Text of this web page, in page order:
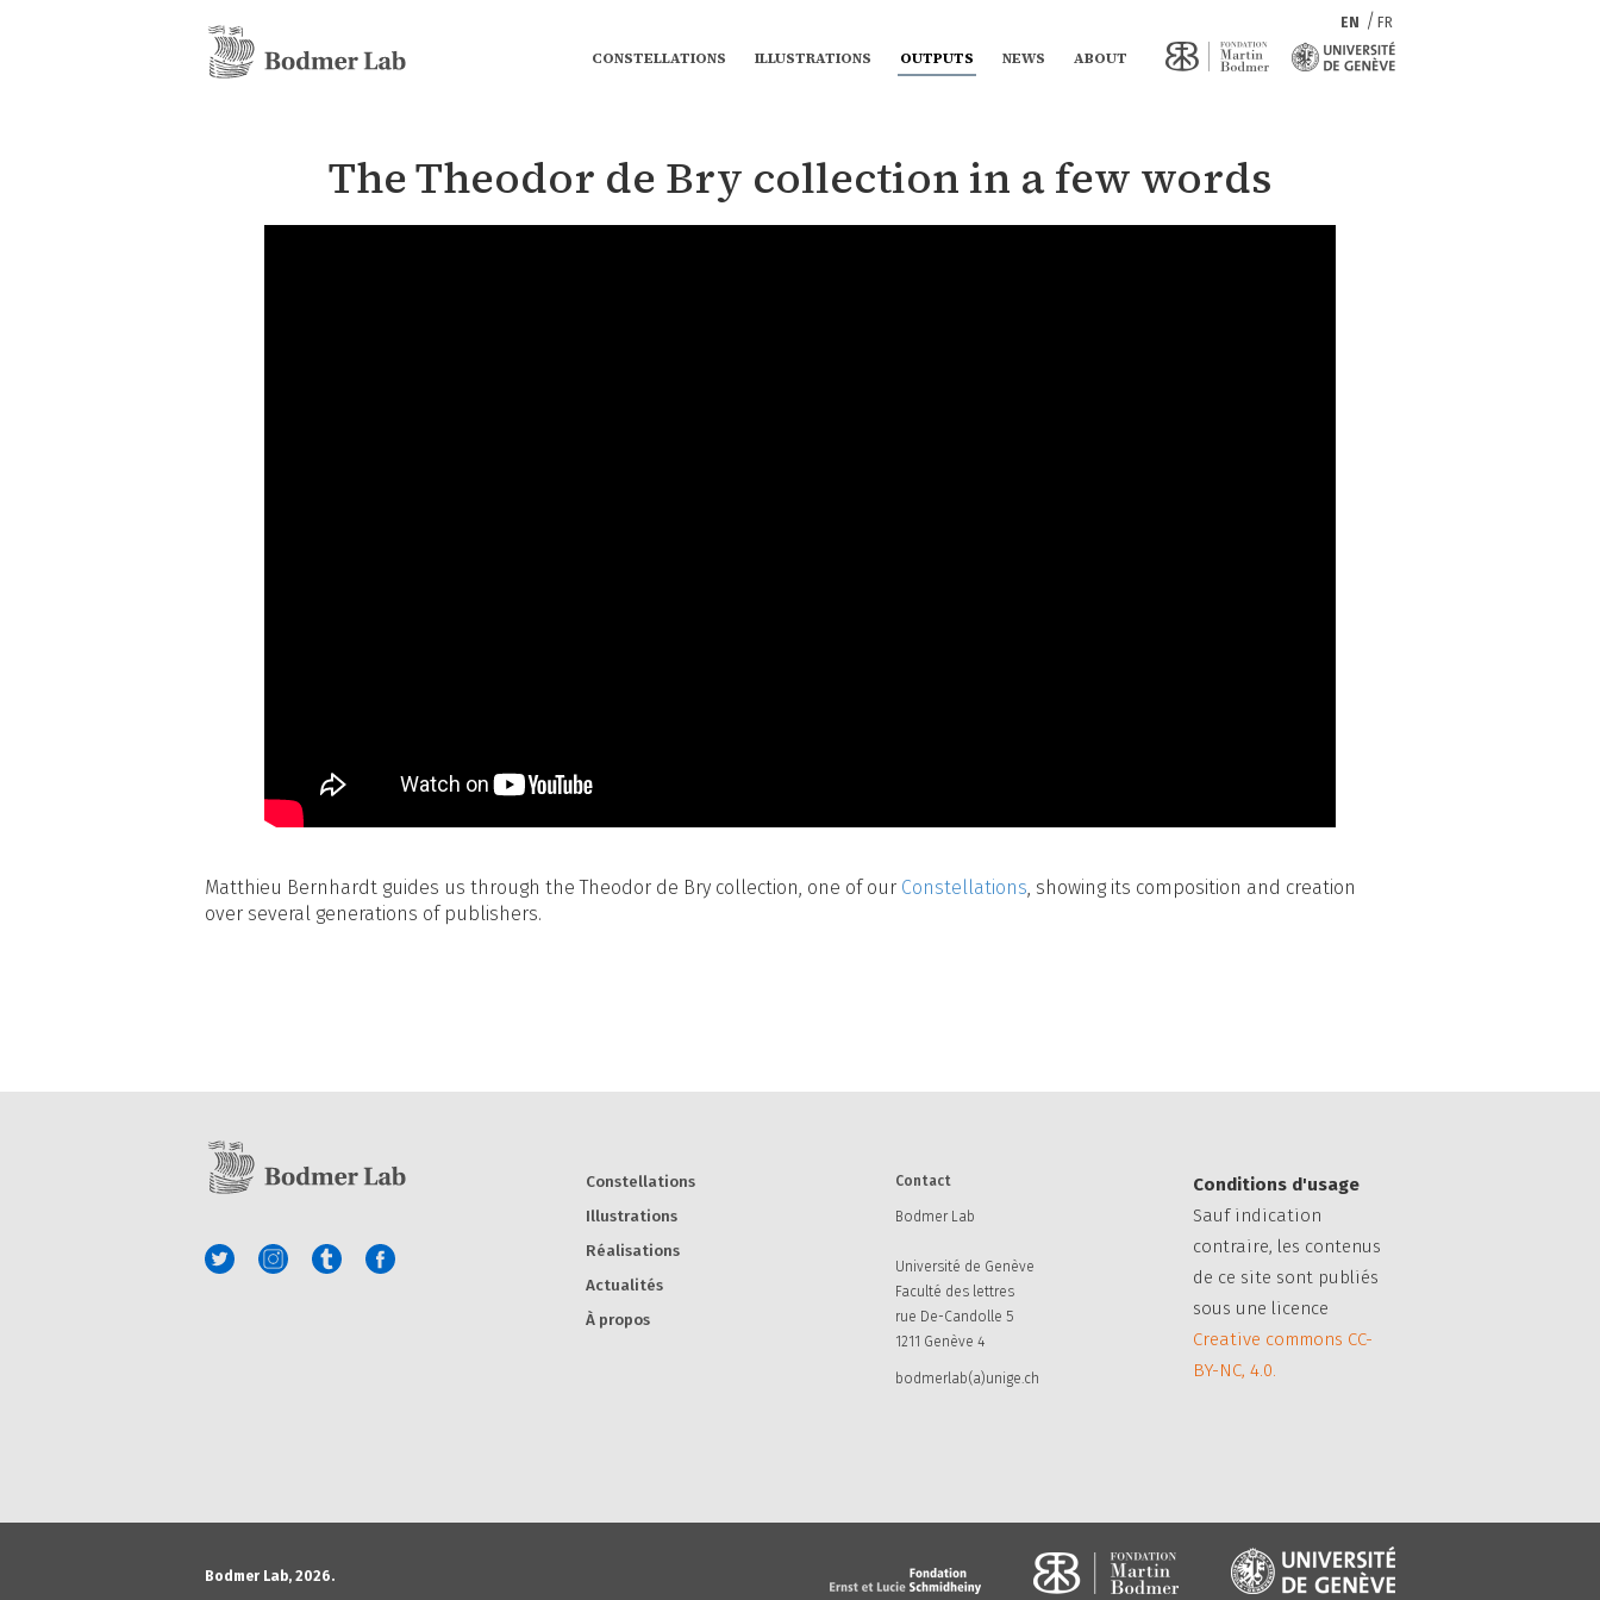
CONSTELLATIONS ILLUSTRATIONS OUTPUTS NEWS ABOUT
EN FR
The Theodor de Bry collection in a few words
Matthieu Bernhardt guides us through the Theodor de Bry collection, one of our Constellations, showing its composition and creation
over several generations of publishers.
Constellations
Illustrations
Réalisations
Actualités
À propos
Contact
Bodmer Lab
Université de Genève
Faculté des lettres
rue De-Candolle 5
1211 Genève 4
bodmerlab(a)unige.ch
Conditions d'usage
Sauf indication
contraire, les contenus
de ce site sont publiés
sous une licence
Creative commons CC-
BY-NC, 4.0.
Bodmer Lab, 2026.